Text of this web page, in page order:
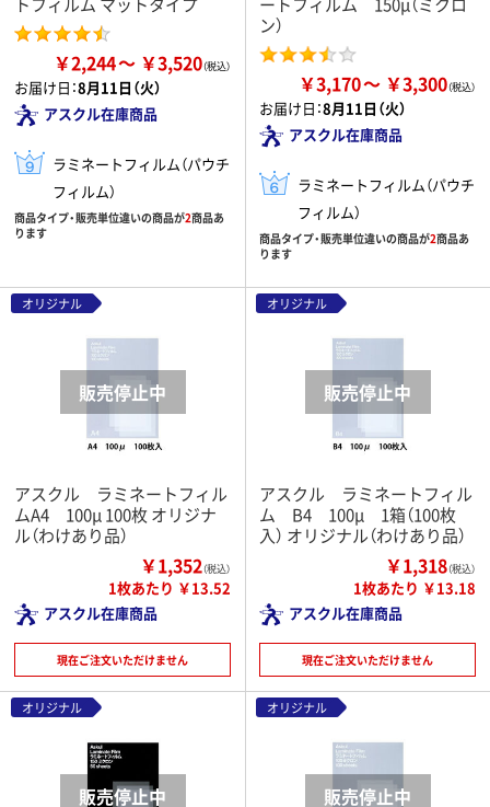
￥2,244 ￥3,520
お届け日：8月11日（火）
アスクル在庫商品
ラミネートフィルム（パウチ
フィルム）
商品タイプ・販売単位違いの商品が2商品あ
ります
ン）
￥3,170 ￥3,300
お届け日：8月11日（火）
アスクル在庫商品
ラミネートフィルム（パウチ
フィルム）
商品タイプ・販売単位違いの商品が2商品あ
ります
オリジナル
アスクル ラミネートフィル
ムA4 100μ 100枚 オリジナ
ル（わけあり品）
￥1,352（税込）
1枚あたり ￥13.52
アスクル在庫商品
現在ご注文いただけません
オリジナル
アスクル ラミネートフィル
ム B4 100μ 1箱（100枚
入） オリジナル（わけあり品）
￥1,318（税込）
1枚あたり ￥13.18
アスクル在庫商品
現在ご注文いただけません
オリジナル オリジナル